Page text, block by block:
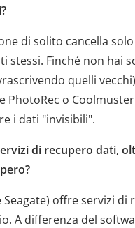
di solito cancella
stessi. Finché non hai
quelli
PhotoRec o
i dati "invisibili".
di recupero dati,
Seagate) offre servizi di
A differenza del